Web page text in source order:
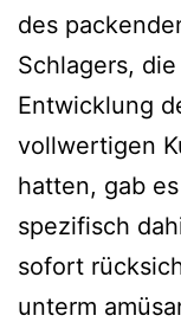
des
Schlagers,
Entwicklung
vollwertigen
hatten, gab
spezifisch
sofort
unterm